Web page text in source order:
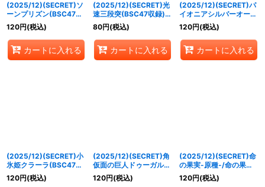
(2025/12)(SECRET)ソ
ーンプリズン(BSC47収
録)【R-SEC】{BS44-
RV009}《緑》
120円(税込)
カートに入れる
(2025/12)(SECRET)光
速三段突(BSC47収録)
【R-SEC】{BS44-
RV010}《白》
80円(税込)
カートに入れる
(2025/12)(SECRET)パ
イオニアシルバーオール
(BSC47収録)【C-
SEC】{BS52-029}
《白》
120円(税込)
カートに入れる
(2025/12)(SECRET)小
氷姫クラーラ(BSC47収
録)【R-SEC】{BS52-
032}《白》
120円(税込)
(2025/12)(SECRET)角
仮面の巨人ドゥーガルド
(BSC47収録)【R-
SEC】{BS52-053}
120円(税込)
(2025/12)(SECRET)命
の果実-原種-/命の果実
の精ドライアッド
(BSC47収録)【転醒R-
120円(税込)